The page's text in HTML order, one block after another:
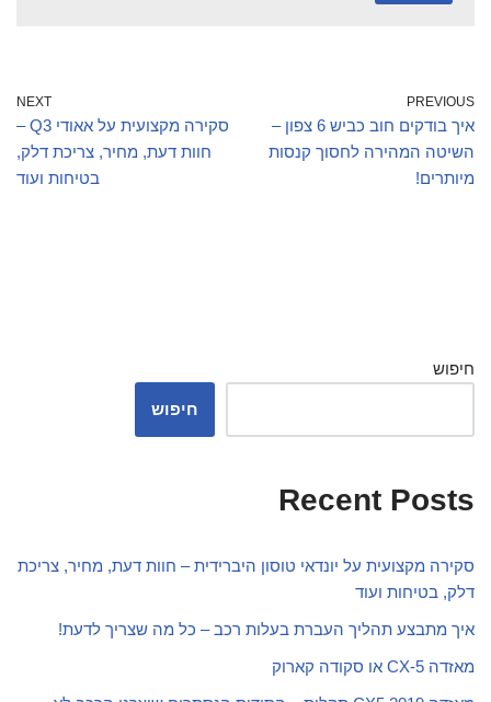
PREVIOUS
איך בודקים חוב כביש 6 צפון –
השיטה המהירה לחסוך קנסות
מיותרים!
NEXT
סקירה מקצועית על אאודי Q3 –
חוות דעת, מחיר, צריכת דלק,
בטיחות ועוד
חיפוש
חיפוש
Recent Posts
סקירה מקצועית על יונדאי טוסון היברידית – חוות דעת, מחיר, צריכת
דלק, בטיחות ועוד
איך מתבצע תהליך העברת בעלות רכב – כל מה שצריך לדעת!
מאזדה CX-5 או סקודה קארוק